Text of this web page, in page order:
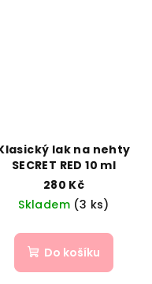
lak na nehty
SECRET RED 10 ml
280 Kč
Skladem (3 ks)
Do košíku